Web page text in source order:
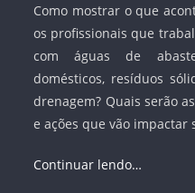
Como mostrar o que
os profissionais que
com águas de
domésticos, resíduos
drenagem? Quais serão
e ações que vão impactar
Continuar lendo…